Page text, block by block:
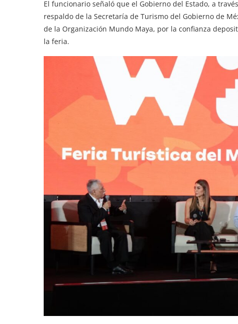
El funcionario señaló que el Gobierno del Estado, a
respaldo de la Secretaría de Turismo del Gobierno de
de la Organización Mundo Maya, por la confianza
la feria.